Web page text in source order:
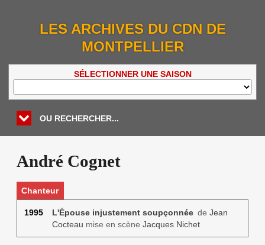
LES ARCHIVES DU CDN DE
MONTPELLIER
SÉLECTIONNER UNE SAISON
OU RECHERCHER...
André Cognet
Chanteur
1995 L'Épouse injustement soupçonnéede Jean
Cocteau mise en scène Jacques Nichet